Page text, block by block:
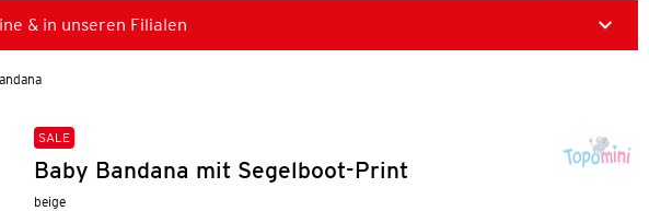
& in unseren Filialen
SALE
Baby Bandana mit Segelboot-Print
beige